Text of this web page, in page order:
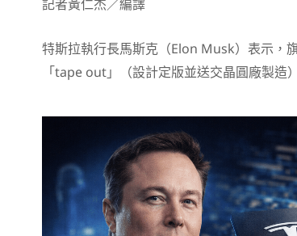
記者黃仁杰／編譯
特斯拉執行長馬斯克（Elon Musk） 表示，
「tape out」（設計定版並送交晶圓廠製造